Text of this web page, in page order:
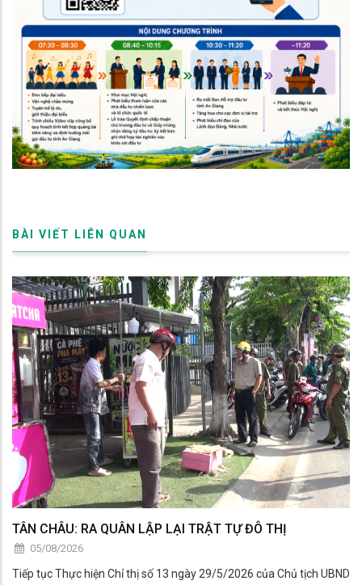
BÀI VIẾT LIÊN QUAN
TÂN CHÂU: RA QUÂN LẬP LẠI TRẬT TỰ ĐÔ THỊ
05/08/2026
Tiếp tục Thực hiện Chỉ thị số 13 ngày 29/5/2026 của Chủ tịch UBND